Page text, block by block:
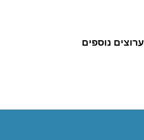
ערוצים נוספים